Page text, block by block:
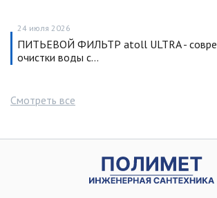
24 июля 2026
ПИТЬЕВОЙ ФИЛЬТР atoll ULTRA -
очистки воды с…
Смотреть все